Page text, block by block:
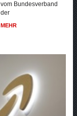
vom Bundesverband
der
MEHR